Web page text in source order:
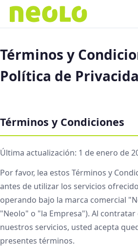
Términos y
Política de
Términos y Condiciones
Última actualización: 1 de enero de
Por favor, lea estos Términos y
antes de utilizar los servicios
operando bajo la marca comercial
"Neolo" o "la Empresa"). Al
nuestros servicios, usted acepta
presentes términos.